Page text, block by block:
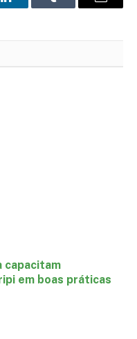
LinkedInTumblr
E-
capacitam
em boas práticas